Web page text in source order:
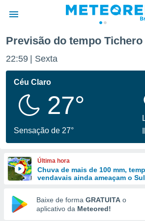
da
fornecidas
a este
das
e
forma
digital
Previsão do tempo Tichero
22:59 Sexta
Céu Claro
27°
Sensação de 27°
Última hora
Chuva de mais de 100 mm,
vendavais ainda ameaçam o Sul
Baixe de forma GRATUITA o
aplicativo da Meteored!